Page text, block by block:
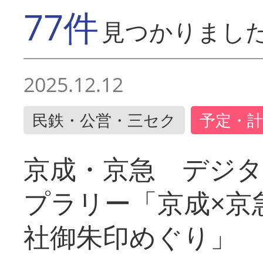
77件 見つかりまし
2025.12.12
民鉄・公営・三セク 予定・
京成・京急 デジ
プラリー「京成×
社御朱印めぐり」